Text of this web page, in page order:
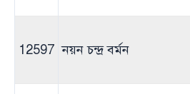
12597 নয়ন চন্দ্র বর্মন